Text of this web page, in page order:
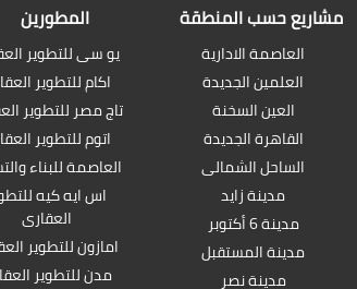
مشاريع حسب المنطقة
العاصمة الادارية
العلمين الجديدة
العين السخنة
القاهرة الجديدة
الساحل الشمالى
مدينة زايد
مدينة 6 أكتوبر
مدينة المستقبل
مدينة نصر
المطورين
يو سى للتطوير
اكام للتطوير
تاج مصر للتطوير
اتوم للتطوير
العاصمة للبناء
اس ايه كيه
العقارى
امازون للتطوير
مدن للتطوير